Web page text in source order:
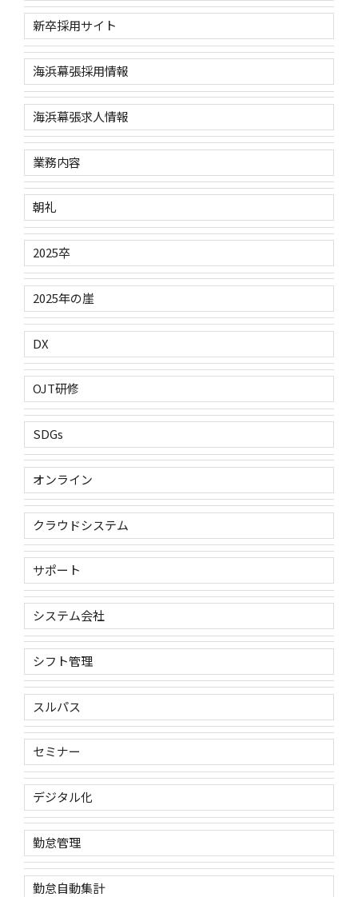
新卒採用サイト
海浜幕張採用情報
海浜幕張求人情報
業務内容
朝礼
2025卒
2025年の崖
DX
OJT研修
SDGs
オンライン
クラウドシステム
サポート
システム会社
シフト管理
スルパス
セミナー
デジタル化
勤怠管理
勤怠自動集計